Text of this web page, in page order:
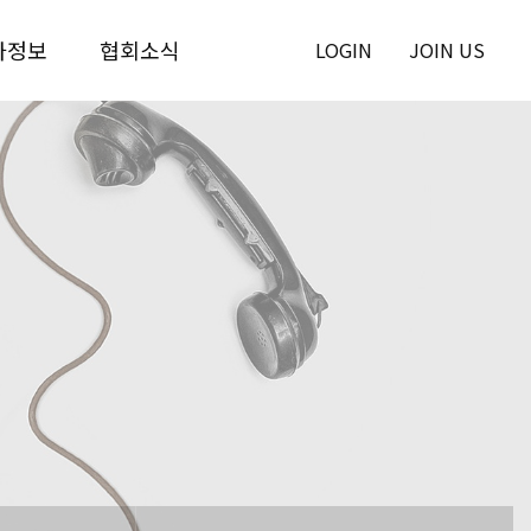
정보 협회소식 LOGIN JOIN US